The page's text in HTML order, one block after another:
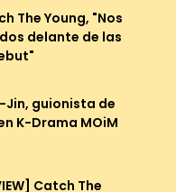
The Young, "Nos
delante de las
Jin, guionista de
K-Drama MOiM
Catch The